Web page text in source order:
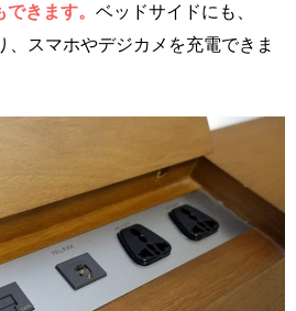
きます。 ベッドサイドにも、
、スマホやデジカメを充電できま